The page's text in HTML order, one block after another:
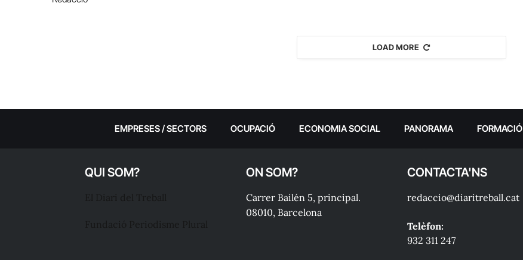
LOAD MORE
EMPRESES / SECTORS OCUPACIÓ ECONOMIA SOCIAL PANORAMA FORMACIÓ
QUI SOM? ON SOM?
Carrer Bailén 5, principal.
08010, Barcelona
CONTACTA'NS
redaccio@diaritreball.cat
Telèfon:
932 311 247